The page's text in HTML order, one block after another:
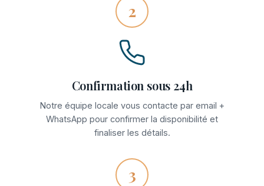
2
Confirmation sous 24h
Notre équipe locale vous contacte par email +
WhatsApp pour confirmer la disponibilité et
finaliser les détails.
3